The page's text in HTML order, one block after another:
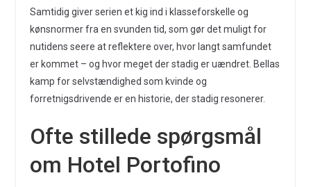
Samtidig giver serien et kig ind i klasseforskelle og
kønsnormer fra en svunden tid, som gør det muligt for
nutidens seere at reflektere over, hvor langt samfundet
er kommet – og hvor meget der stadig er uændret. Bellas
kamp for selvstændighed som kvinde og
forretnigsdrivende er en historie, der stadig resonerer.
Ofte stillede spørgsmål
om Hotel Portofino